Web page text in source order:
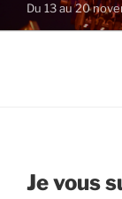
Du 13 au 20
Je vous